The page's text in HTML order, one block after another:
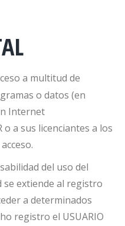
a multitud de
o datos (en
Internet
o a sus licenciantes a los
del uso del
se extiende al registro
a determinados
registro el USUARIO